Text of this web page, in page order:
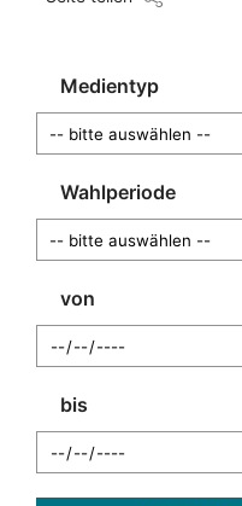
Medientyp
Wahlperiode
von
bis